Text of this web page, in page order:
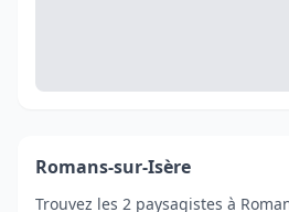
Romans-sur-Isère
Trouvez les 2 paysagistes à